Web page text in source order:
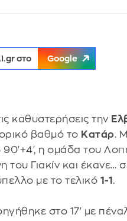
στο Google
καθυστερήσεις την
βαθμό το Κατάρ.
90'+4', η ομάδα του
του Γιακίν και έκανε…
με το τελικό 1-1 .
στο 17' με